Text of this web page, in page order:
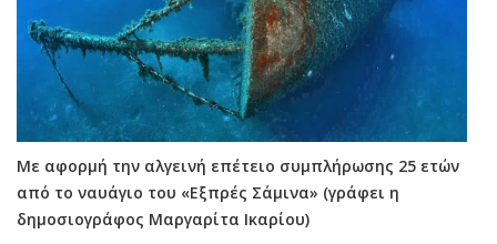
Με αφορμή την αλγεινή επέτειο συμπλήρωσης 25 ετών
από το ναυάγιο του «Εξπρές Σάμινα» (γράφει η
δημοσιογράφος Μαργαρίτα Ικαρίου)